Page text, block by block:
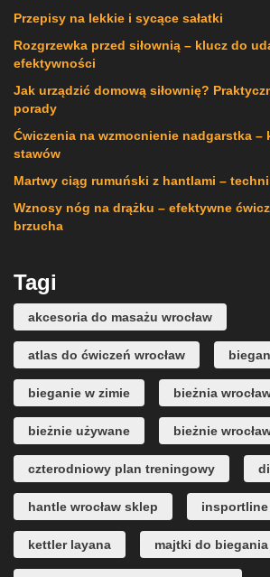
Przepisy na lekkie i sycące sałatki
Rozgrzewka przed siłownią – klucz do
efektywności
Jak urządzić domową siłownię?
porady
Ćwiczenia na wzmocnienie nadgarstka –
stawów
Martwy ciąg rumuński z hantlami –
Wznosy nóg na drążku – efektywne
brzucha
Tagi
akcesoria do masażu wrocław
atlas do ćwiczeń wrocław
bieganie w zimie bieżnia
bieżnie używane bieżnie
czterodniowy plan treningowy
hantle wrocław sklep
kettler layana majtki do biegania